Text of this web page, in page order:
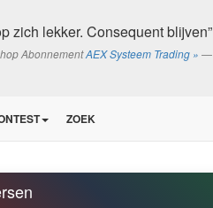
zich lekker. Consequent blijven”
AbonnementAEX Systeem Trading »
ZOEK